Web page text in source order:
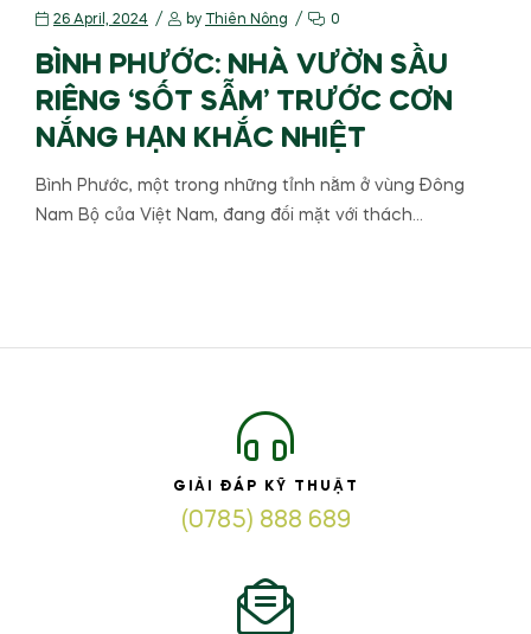
26 April, 2024 by Thiên Nông 0
BÌNH PHƯỚC: NHÀ VƯỜN SẦU
RIÊNG ‘SỐT SẪM’ TRƯỚC CƠN
NẮNG HẠN KHẮC NHIỆT
Bình Phước, một trong những tỉnh nằm ở vùng Đông
Nam Bộ của Việt Nam, đang đối mặt với thách…
GIẢI ĐÁP KỸ THUẬT
(0785) 888 689